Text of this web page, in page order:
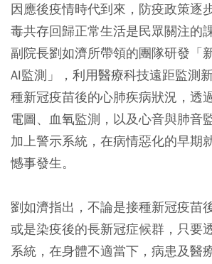
因應後疫情時代到來，防疫政策逐
毒共存回歸正常生活是民眾關注的
副院長劉如濟所帶領的團隊研發「
AI監測」，利用醫療科技遠距監測
種新冠疫苗後的心肺疾病狀況，透
電圖、血氧監測，以及心音與肺音
加上警示系統，在病情惡化的早期
憾事發生。
劉如濟指出，不論是接種新冠疫苗
或是染疫後的長新冠症候群，只要
系統，在身體不適當下，病患及醫